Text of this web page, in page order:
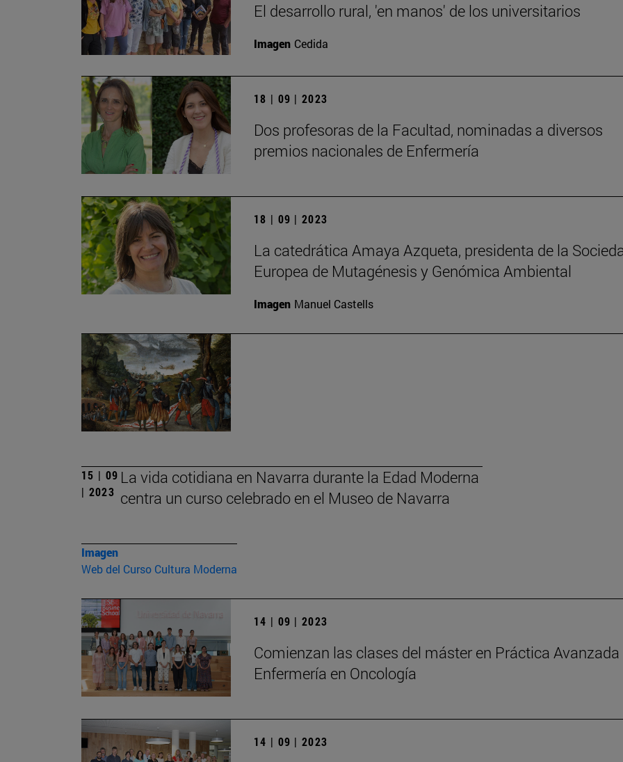
El desarrollo rural, 'en manos' de los universitarios
Imagen Cedida
18 | 09 | 2023
Dos profesoras de la Facultad, nominadas a diversos
premios nacionales de Enfermería
18 | 09 | 2023
La catedrática Amaya Azqueta, presidenta de la
Europea de Mutagénesis y Genómica Ambiental
Imagen Manuel Castells
15 | 09
| 2023
La vida cotidiana en Navarra durante la Edad Moderna
centra un curso celebrado en el Museo de Navarra
Imagen
Web del Curso Cultura Moderna
14 | 09 | 2023
Comienzan las clases del máster en Práctica Avanzada
Enfermería en Oncología
14 | 09 | 2023